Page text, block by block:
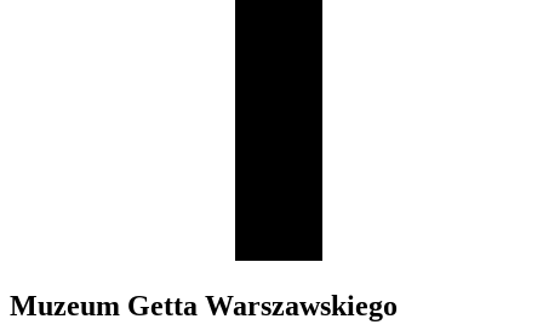
Muzeum Getta Warszawskiego